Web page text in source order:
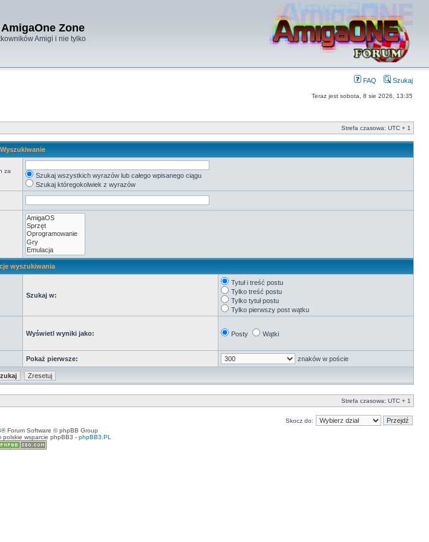
Zone
Amigi i nie tylko
FAQ Szukaj
Teraz jest sobota, 8 sie 2026, 13:35
Strefa czasowa: UTC + 1
Wyszukiwanie
za
Szukaj wszystkich wyrazów lub całego wpisanego ciągu
Szukaj któregokolwiek z wyrazów
wyszukiwania
Szukaj w:
Tytuł i treść postu
Tylko treść postu
Tylko tytuł postu
Tylko pierwszy post wątku
Wyświetl wyniki jako: Posty Wątki
Pokaż pierwsze: znaków w poście
Strefa czasowa: UTC + 1
Skocz do:
® Forum Software © phpBB Group
polskie wsparcie phpBB3 - phpBB3.PL